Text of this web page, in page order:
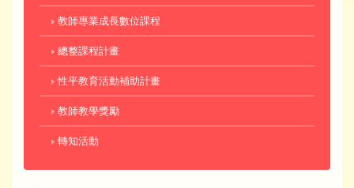
教師專業成長數位課程
總整課程計畫
性平教育活動補助計畫
教師教學獎勵
轉知活動